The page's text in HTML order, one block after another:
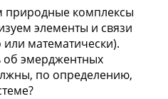
комплексы
элементы и связи
математически).
эмерджентных
по определению,